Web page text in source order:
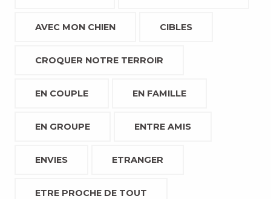
AVEC MON CHIEN CIBLES
CROQUER NOTRE TERROIR
EN COUPLE EN FAMILLE
EN GROUPE ENTRE AMIS
ENVIES ETRANGER
ETRE PROCHE DE TOUT